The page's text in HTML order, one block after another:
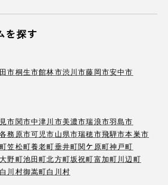
を探す
市桐生市館林市渋川市藤岡市安中市
市関市中津川市美濃市瑞浪市羽島市
各務原市可児市山県市瑞穂市飛騨市本巣市
笠松町養老町垂井町関ケ原町神戸町
大野町池田町北方町坂祝町富加町川辺町
川村御嵩町白川村